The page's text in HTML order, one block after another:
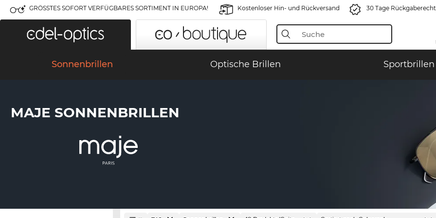
GRÖSSTES SOFORT VERFÜGBARES SORTIMENT IN EUROPA! Kostenloser Hin- und Rückversand 30 Tage Rückgaberecht
Sonnenbrillen Optische Brillen Sportbrillen
MAJE SONNENBRILLEN